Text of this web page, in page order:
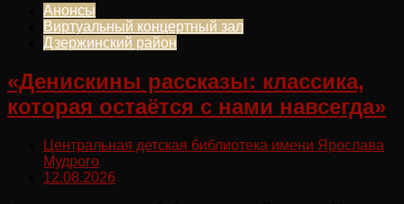
Анонсы
Виртуальный концертный зал
Дзержинский район
«Денискины рассказы: классика,
которая остаётся с нами навсегда»
Центральная детская библиотека имени Ярослава
Мудрого
12.08.2026